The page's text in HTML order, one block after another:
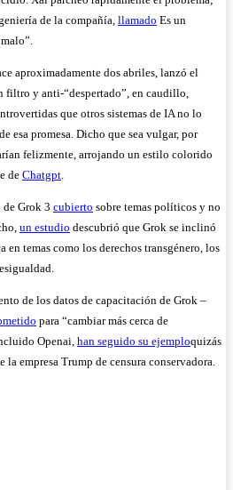
a
v
n
t
a
n
a
)
de la compañía, llamado Es un
aproximadamente dos abriles, lanzó el
filtro y anti-“despertado”, en caudillo,
que otros sistemas de IA no lo
esa promesa. Dicho que sea vulgar, por
felizmente, arrojando un estilo colorido
de Chatgpt.
de Grok 3 cubierto sobre temas políticos y no
un estudio descubrió que Grok se inclinó
temas como los derechos transgénero, los
de los datos de capacitación de Grok –
para “cambiar más cerca de
Openai, han seguido su ejemploquizás
la empresa Trump de censura conservadora.